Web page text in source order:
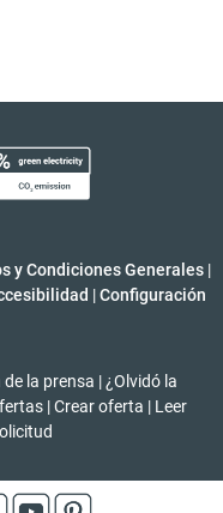
y Condiciones Generales |
| Configuración
de la prensa | ¿Olvidó la
| Crear oferta | Leer